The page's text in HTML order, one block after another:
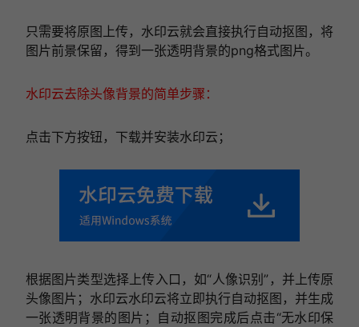
只需要将原图上传，水印云就会直接执行自动抠图，将
图片前景保留，得到一张透明背景的png格式图片。
水印云去除头像背景的简单步骤：
点击下方按钮，下载并安装水印云；
根据图片类型选择上传入口，如“人像识别”，并上传原
头像图片；水印云水印云将立即执行自动抠图，并生成
一张透明背景的图片；自动抠图完成后点击“无水印保